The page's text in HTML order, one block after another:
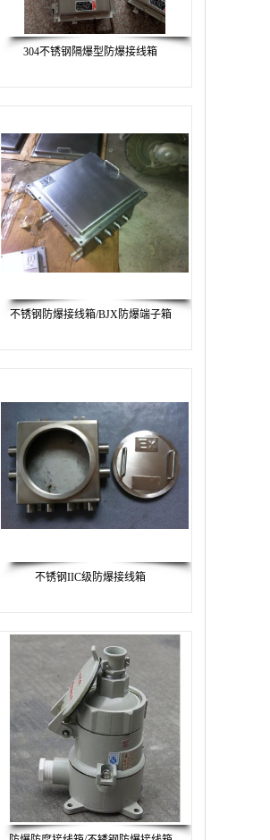
304不锈钢隔爆型防爆接线箱
不锈钢防爆接线箱/BJX防爆端子箱
不锈钢IIC级防爆接线箱